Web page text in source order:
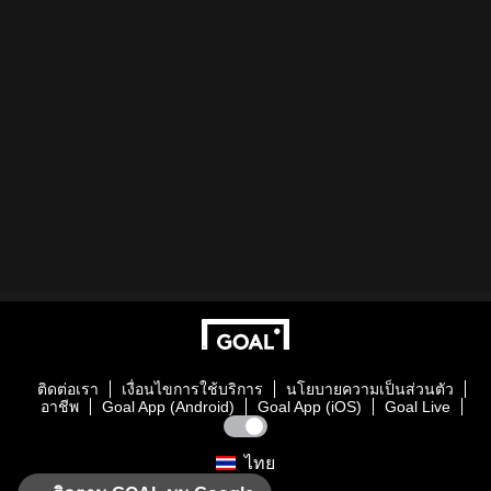
ติดต่อเรา เงื่อนไขการใช้บริการ
นโยบายความเป็นส่วนตัว
อาชีพ
Goal App (Android) Goal App (iOS) Goal Live
ไทย